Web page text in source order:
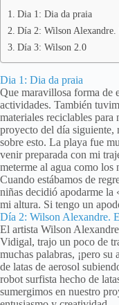
Dia 1: Dia da praia
Día 2: Wilson
Día 3: Wilson 2.0
Dia 1: Dia da praia
Que maravillosa forma de
actividades. También
materiales reciclables
proyecto del día siguiente,
sobre esto. La playa fue
venir preparada con mi
meterme al agua como los
Cuando estábamos de
niñas decidió apodarme la
mi altura. Si tengo un
Día 2: Wilson Alexandre.
El artista Wilson
Vidigal, trajo un poco de
muchas palabras, ¡pero
de latas de aerosol
robot surfista hecho de
sumergimos en nuestro